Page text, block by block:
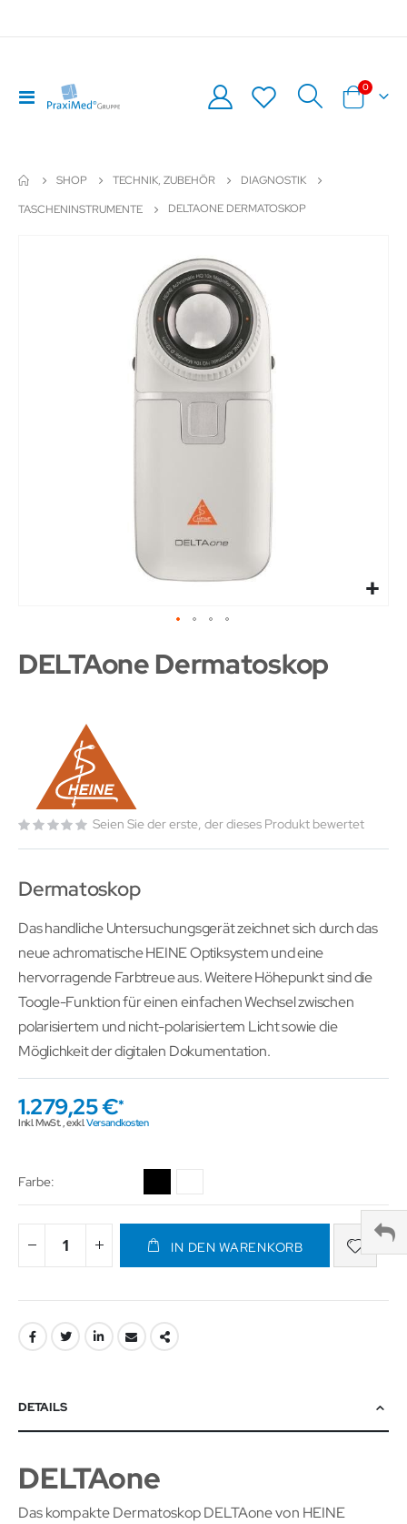
Navigation
umschalten
Warenkorb
0Artikel
SHOP TECHNIK, ZUBEHÖR
DIAGNOSTIK
TASCHENINSTRUMENTE
DELTAONE DERMATOSKOP
DELTAone Dermatoskop
Seien Sie der erste, der dieses Produkt bewertet
Dermatoskop
Das handliche Untersuchungsgerät zeichnet sich durch das
neue achromatische HEINE Optiksystem und eine
hervorragende Farbtreue aus. Weitere Höhepunkt sind die
Toogle-Funktion für einen einfachen Wechsel zwischen
polarisiertem und nicht-polarisiertem Licht sowie die
Möglichkeit der digitalen Dokumentation.
1.279,25 €
Inkl. MwSt.,exkl.Versandkosten
Farbe
IN DEN WARENKORB
DETAILS
DELTAone
Das kompakte Dermatoskop DELTAone von HEINE